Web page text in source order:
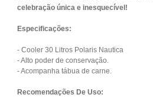
celebração única e inesquecível!
Especificações:
- Cooler 30 Litros Polaris Nautica
- Alto poder de conservação.
- Acompanha tábua de carne.
Recomendações De Uso: